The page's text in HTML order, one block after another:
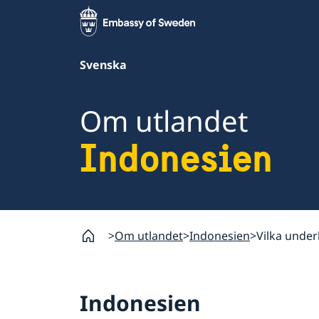
Svenska
Om utlandet
Indonesien
Om utlandet Indonesien Vilka
Indonesien